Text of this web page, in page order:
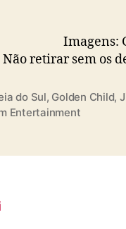
Imagens:
Não retirar sem os
do Sul, Golden Child,
Entertainment